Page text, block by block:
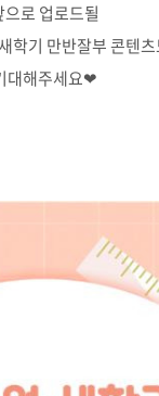
으로 업로드될
학기 만반잘부 콘텐
대해주세요❤